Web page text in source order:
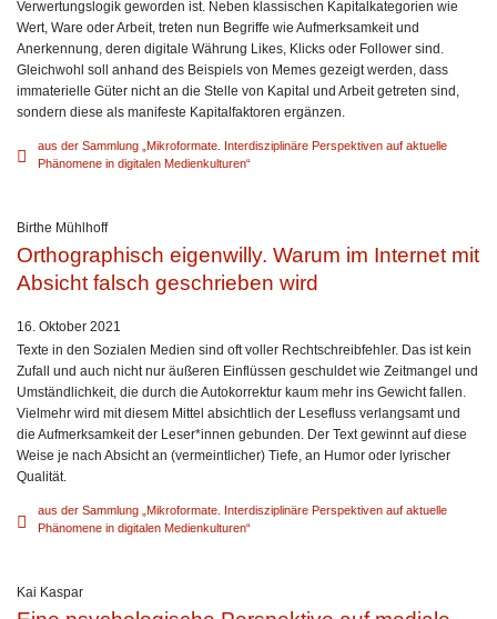
Verwertungslogik geworden ist. Neben klassischen Kapitalkategorien wie
Wert, Ware oder Arbeit, treten nun Begriffe wie Aufmerksamkeit und
Anerkennung, deren digitale Währung Likes, Klicks oder Follower sind.
Gleichwohl soll anhand des Beispiels von Memes gezeigt werden, dass
immaterielle Güter nicht an die Stelle von Kapital und Arbeit getreten sind,
sondern diese als manifeste Kapitalfaktoren ergänzen.
aus der Sammlung „Mikroformate. Interdisziplinäre Perspektiven auf aktuelle
Phänomene in digitalen Medienkulturen“
Birthe Mühlhoff
Orthographisch eigenwilly. Warum im Internet mit
Absicht falsch geschrieben wird
16. Oktober 2021
Texte in den Sozialen Medien sind oft voller Rechtschreibfehler. Das ist kein
Zufall und auch nicht nur äußeren Einflüssen geschuldet wie Zeitmangel und
Umständlichkeit, die durch die Autokorrektur kaum mehr ins Gewicht fallen.
Vielmehr wird mit diesem Mittel absichtlich der Lesefluss verlangsamt und
die Aufmerksamkeit der Leser*innen gebunden. Der Text gewinnt auf diese
Weise je nach Absicht an (vermeintlicher) Tiefe, an Humor oder lyrischer
Qualität.
aus der Sammlung „Mikroformate. Interdisziplinäre Perspektiven auf aktuelle
Phänomene in digitalen Medienkulturen“
Kai Kaspar